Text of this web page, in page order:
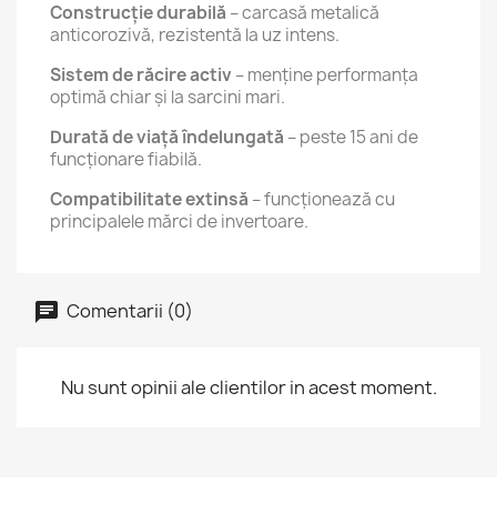
Construcție durabilă – carcasă metalică
anticorozivă, rezistentă la uz intens.
Sistem de răcire activ – menține performanța
optimă chiar și la sarcini mari.
Durată de viață îndelungată – peste 15 ani de
funcționare fiabilă.
Compatibilitate extinsă – funcționează cu
principalele mărci de invertoare.
Comentarii (0)
Nu sunt opinii ale clientilor in acest moment.